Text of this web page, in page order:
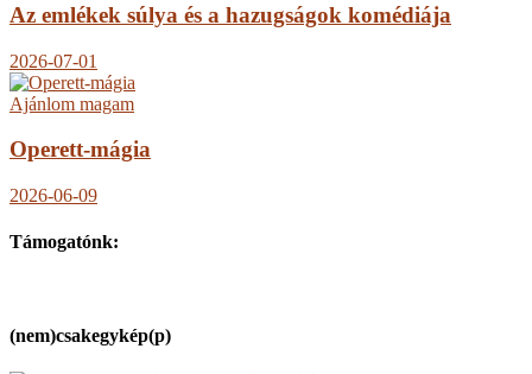
Az emlékek súlya és a hazugságok komédiája
2026-07-01
Ajánlom magam
Operett-mágia
2026-06-09
Támogatónk:
(nem)csakegykép(p)